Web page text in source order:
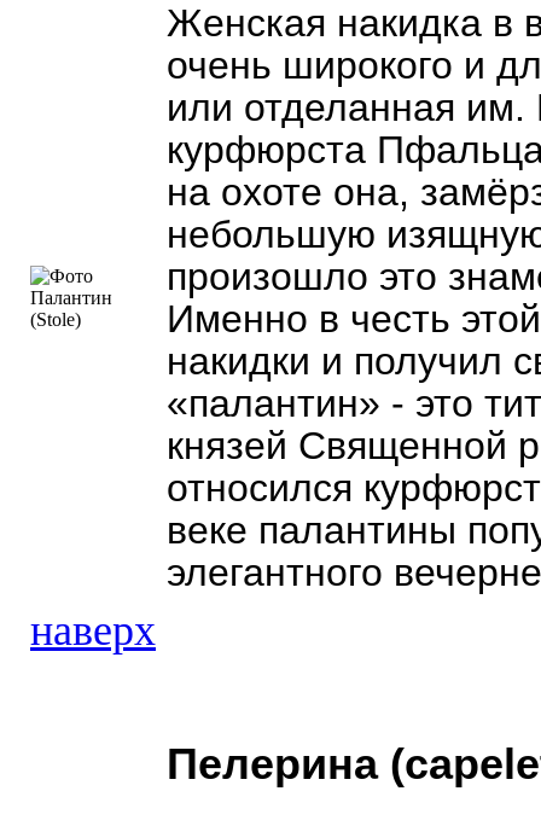
Женская накидка в
очень широкого и
или отделанная
курфюрста Пфальца
на охоте она,
небольшую
произошло это
Именно в честь
накидки и получил
«палантин» - это
князей Священной
относился
веке палантины
элегантного
наверх
Пелерина